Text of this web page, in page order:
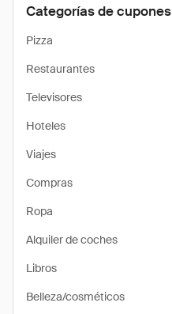
Categorías de cupones
Pizza
Restaurantes
Televisores
Hoteles
Viajes
Compras
Ropa
Alquiler de coches
Libros
Belleza/cosméticos